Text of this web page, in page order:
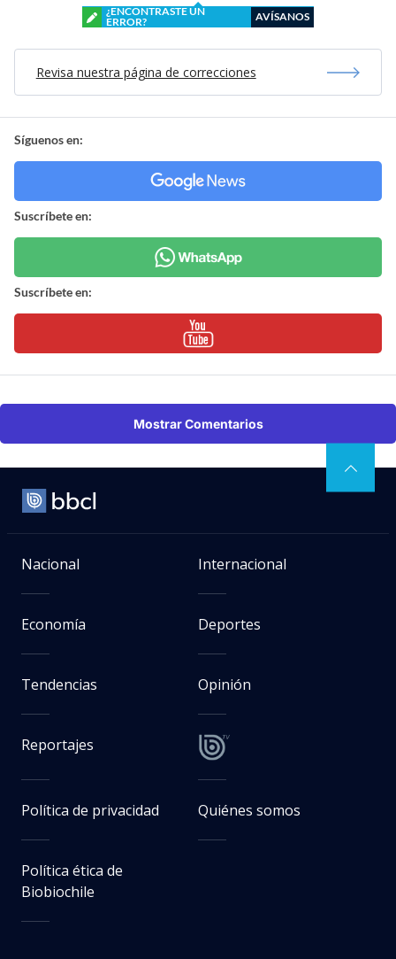
¿ENCONTRASTE UN
ERROR?
AVÍSANOS
Revisa nuestra página de correcciones
Síguenos en:
Suscríbete en:
Suscríbete en:
Mostrar Comentarios
Nacional Internacional
Economía Deportes
Tendencias Opinión
Reportajes
Política de privacidad Quiénes somos
Política ética de
Biobiochile